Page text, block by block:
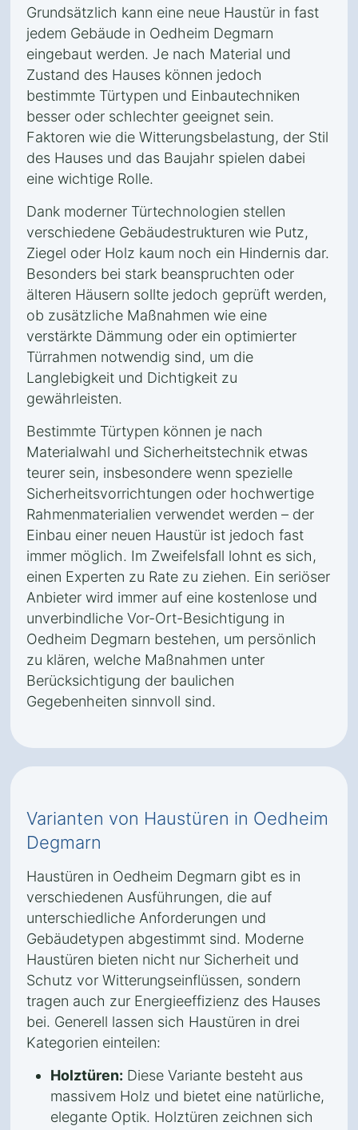
Grundsätzlich kann eine neue Haustür in fast
jedem Gebäude in Oedheim Degmarn
eingebaut werden. Je nach Material und
Zustand des Hauses können jedoch
bestimmte Türtypen und Einbautechniken
besser oder schlechter geeignet sein.
Faktoren wie die Witterungsbelastung, der Stil
des Hauses und das Baujahr spielen dabei
eine wichtige Rolle.
Dank moderner Türtechnologien stellen
verschiedene Gebäudestrukturen wie Putz,
Ziegel oder Holz kaum noch ein Hindernis dar.
Besonders bei stark beanspruchten oder
älteren Häusern sollte jedoch geprüft werden,
ob zusätzliche Maßnahmen wie eine
verstärkte Dämmung oder ein optimierter
Türrahmen notwendig sind, um die
Langlebigkeit und Dichtigkeit zu
gewährleisten.
Bestimmte Türtypen können je nach
Materialwahl und Sicherheitstechnik etwas
teurer sein, insbesondere wenn spezielle
Sicherheitsvorrichtungen oder hochwertige
Rahmenmaterialien verwendet werden – der
Einbau einer neuen Haustür ist jedoch fast
immer möglich. Im Zweifelsfall lohnt es sich,
einen Experten zu Rate zu ziehen. Ein seriöser
Anbieter wird immer auf eine kostenlose und
unverbindliche Vor-Ort-Besichtigung in
Oedheim Degmarn bestehen, um persönlich
zu klären, welche Maßnahmen unter
Berücksichtigung der baulichen
Gegebenheiten sinnvoll sind.
Varianten von Haustüren in Oedheim
Degmarn
Haustüren in Oedheim Degmarn gibt es in
verschiedenen Ausführungen, die auf
unterschiedliche Anforderungen und
Gebäudetypen abgestimmt sind. Moderne
Haustüren bieten nicht nur Sicherheit und
Schutz vor Witterungseinflüssen, sondern
tragen auch zur Energieeffizienz des Hauses
bei. Generell lassen sich Haustüren in drei
Kategorien einteilen:
Holztüren: Diese Variante besteht aus
massivem Holz und bietet eine natürliche,
elegante Optik. Holztüren zeichnen sich